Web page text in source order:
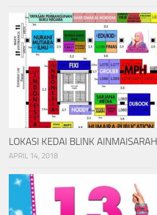
LOKASI KEDAI BLINK AINMAISARAH
APRIL 14, 2018